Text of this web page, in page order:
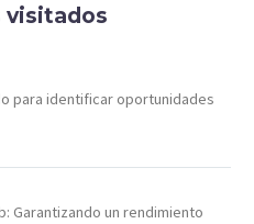
visitados
para identificar oportunidades
Garantizando un rendimiento